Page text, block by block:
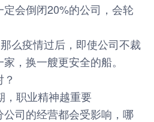
会倒闭20%的公司，会轮
么疫情过后，即使公司不裁
，换一艘更安全的船。
，职业精神越重要
司的经营都会受影响，哪